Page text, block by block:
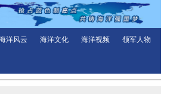
洋风云 海洋文化 海洋视频 领军人物